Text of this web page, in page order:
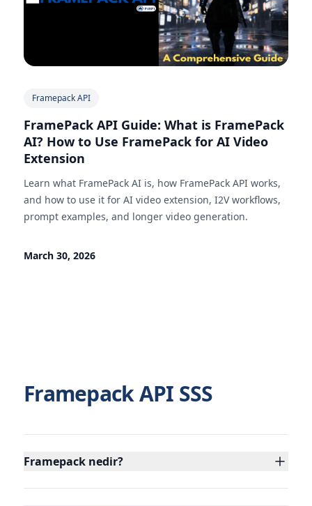
Framepack API
FramePack API Guide: What is FramePack
AI? How to Use FramePack for AI Video
Extension
Learn what FramePack AI is, how FramePack API works,
and how to use it for AI video extension, I2V workflows,
prompt examples, and longer video generation.
March 30, 2026
Framepack API SSS
Framepack nedir?